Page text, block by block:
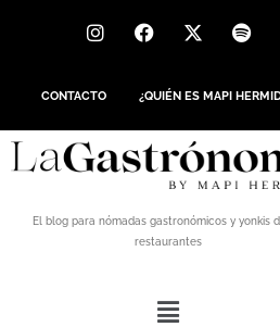
CONTACTO ¿QUIÉN ES MAPI
El blog para nómadas gastronómicos y yonkis
restaurantes